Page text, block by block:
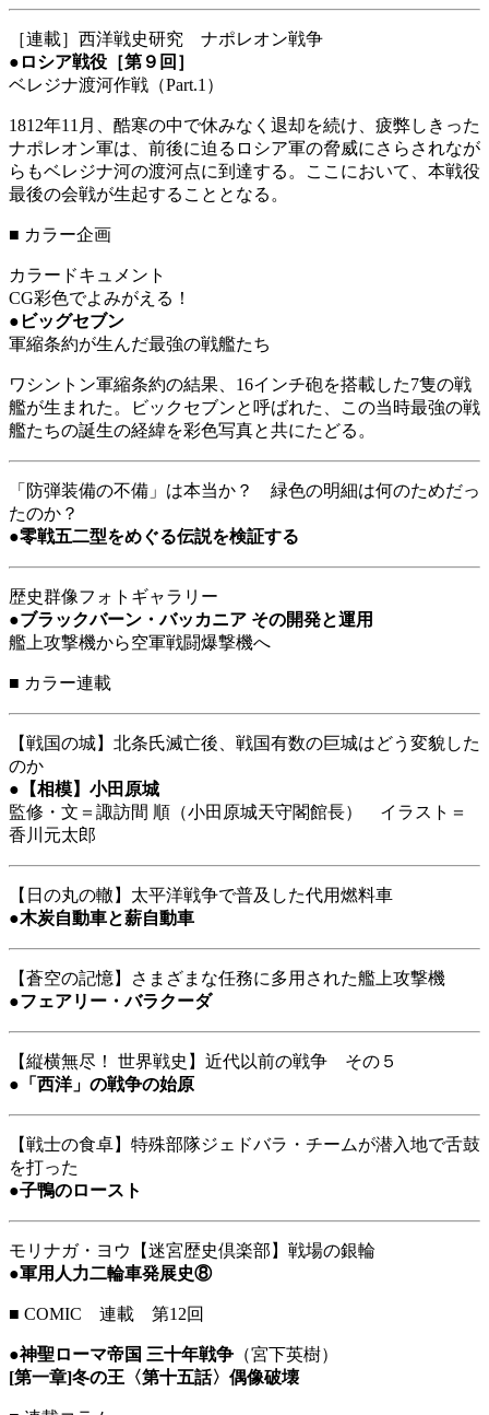
［連載］西洋戦史研究 ナポレオン戦争
● ロシア戦役［第９回］
ベレジナ渡河作戦（Part.1）
1812年11月、酷寒の中で休みなく退却を続け、疲弊しきった
ナポレオン軍は、前後に迫るロシア軍の脅威にさらされなが
らもベレジナ河の渡河点に到達する。ここにおいて、本戦役
最後の会戦が生起することとなる。
■ カラー企画
カラードキュメント
CG彩色でよみがえる！
● ビッグセブン
軍縮条約が生んだ最強の戦艦たち
ワシントン軍縮条約の結果、16インチ砲を搭載した7隻の戦
艦が生まれた。ビックセブンと呼ばれた、この当時最強の戦
艦たちの誕生の経緯を彩色写真と共にたどる。
「防弾装備の不備」は本当か？ 緑色の明細は何のためだっ
たのか？
●零戦五二型をめぐる伝説を検証する
歴史群像フォトギャラリー
●ブラックバーン・バッカニア その開発と運用
艦上攻撃機から空軍戦闘爆撃機へ
■ カラー連載
【戦国の城】北条氏滅亡後、戦国有数の巨城はどう変貌した
のか
● 【相模】小田原城
監修・文＝諏訪間 順（小田原城天守閣館長） イラスト＝
香川元太郎
【日の丸の轍】太平洋戦争で普及した代用燃料車
●木炭自動車と薪自動車
【蒼空の記憶】さまざまな任務に多用された艦上攻撃機
●フェアリー・バラクーダ
【縦横無尽！ 世界戦史】近代以前の戦争 その５
● 「西洋」の戦争の始原
【戦士の食卓】特殊部隊ジェドバラ・チームが潜入地で舌鼓
を打った
●子鴨のロースト
モリナガ・ヨウ【迷宮歴史倶楽部】戦場の銀輪
●軍用人力二輪車発展史⑧
■ COMIC 連載 第12回
●神聖ローマ帝国 三十年戦争 （宮下英樹）
[第一章]冬の王〈第十五話〉偶像破壊